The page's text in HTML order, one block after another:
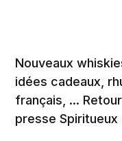
Nouveaux
idées cadeaux,
français, ...
presse Spiritueux